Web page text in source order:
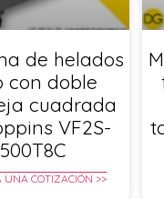
de helados
con doble
cuadrada
VF2S-
500T8C
UNA COTIZACIÓN >>